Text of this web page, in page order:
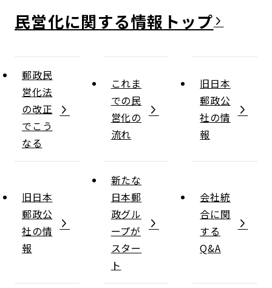
民営化に関する情報
郵政民
営化法
の改正
でこう
なる
これま
での民
営化の
流れ
旧日本
郵政公
社の情
報
旧日本
郵政公
社の情
報
新たな
日本郵
政グル
ープが
スター
ト
会社統
合に関
する
Q&A